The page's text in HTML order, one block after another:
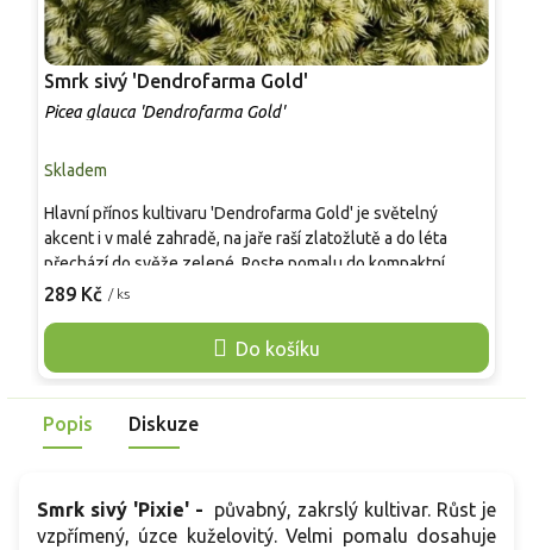
Smrk sivý 'Dendrofarma Gold'
Picea glauca 'Dendrofarma Gold'
Skladem
289 Kč / ks
Do košíku
Hlavní přínos kultivaru 'Dendrofarma Gold' je světelný
akcent i v malé zahradě, na jaře raší zlatožlutě a do léta
přechází do svěže zelené. Roste pomalu do kompaktní
koule, obvykle kolem 0,6 × 0,6 m, takže se uplatní ve
hlavně v pravidelné zálivce v suchu a v ochraně kořenů v
květináči. Při pěstování Picea glauca vyhovuje slunce až
Mrazuvzdornost do -40 °C.
Popis Diskuze
Smrk sivý 'Pixie' -
půvabný, zakrslý kultivar. Růst je
vzpřímený, úzce kuželovitý. Velmi pomalu dosahuje